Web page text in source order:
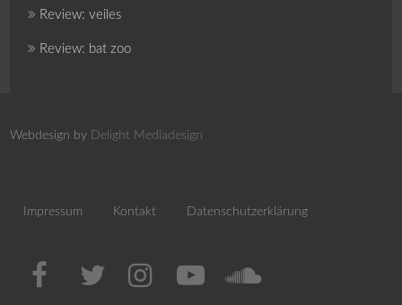
Review: veiles
Review: bat zoo
Webdesign by Delight Mediadesign
Impressum Kontakt Datenschutzerklärung